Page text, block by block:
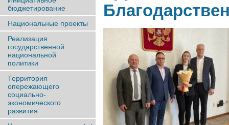
бюджетирование
Национальные проекты
Реализация
государственной
национальной
политики
Территория
опережающего
социально-
экономического
развития